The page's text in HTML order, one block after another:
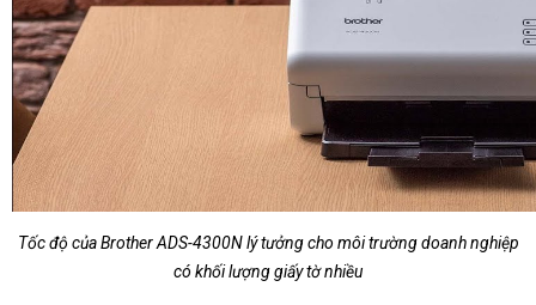
Tốc độ của Brother ADS-4300N lý tưởng cho môi trường doanh nghiệp
có khối lượng giấy tờ nhiều